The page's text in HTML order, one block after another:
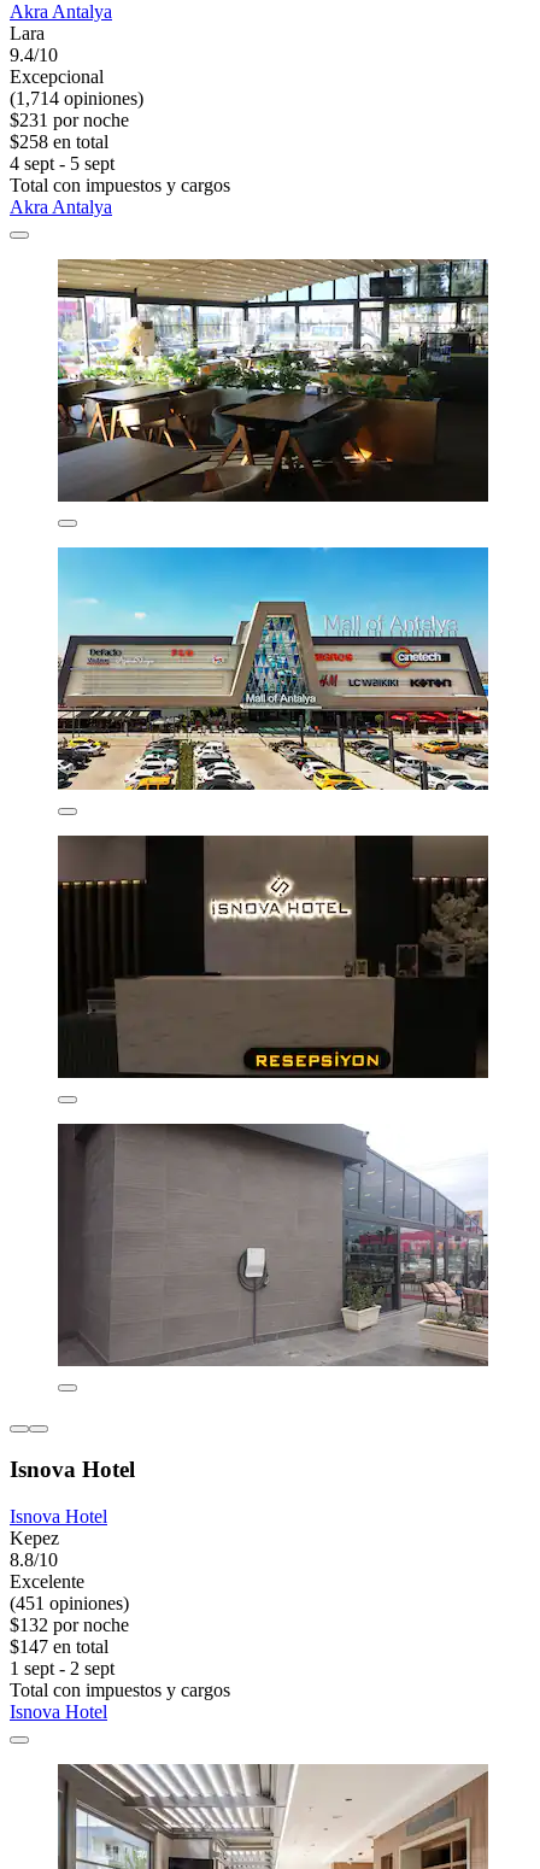
Akra Antalya
Lara
9.4/10
Excepcional
(1,714 opiniones)
$231 por noche
$258 en total
4 sept - 5 sept
Total con impuestos y cargos
Akra Antalya
Isnova Hotel
Isnova Hotel
Kepez
8.8/10
Excelente
(451 opiniones)
$132 por noche
$147 en total
1 sept - 2 sept
Total con impuestos y cargos
Isnova Hotel